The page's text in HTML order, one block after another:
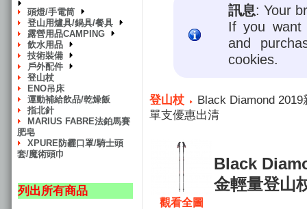
頭燈/手電筒
登山用爐具/鍋具/餐具
露營用品CAMPING
飲水用品
技術裝備
戶外配件
登山杖
ENO吊床
運動補給飲品/乾燥飯
指北針
MARIUS FABRE法鉑馬賽
肥皂
XPURE防霾口罩/騎士頭
套/魔術頭巾
列出所有商品
訊息: Your
If you want
and
cookies.
登山杖
Black Diamond
單支優惠出清
觀看全圖
Black
金輕量登山